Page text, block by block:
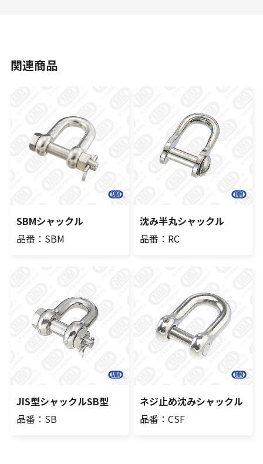
関連商品
SBMシャックル
品番：SBM
沈み半丸シャックル
品番：RC
JIS型シャックルSB型
品番：SB
ネジ止め沈みシャックル
品番：CSF